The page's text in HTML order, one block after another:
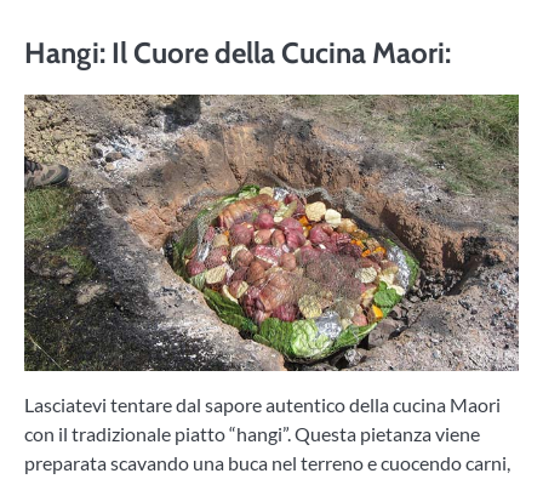
Hangi: Il Cuore della Cucina Maori:
Lasciatevi tentare dal sapore autentico della cucina Maori
con il tradizionale piatto “hangi”. Questa pietanza viene
preparata scavando una buca nel terreno e cuocendo carni,